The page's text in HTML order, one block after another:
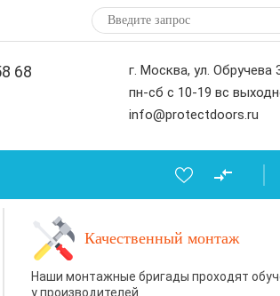
68
г. Москва, ул. Обручева
пн-сб с 10-19 вс
info@protectdoors.ru
Качественный монтаж
Наши монтажные бригады проходят
у производителей